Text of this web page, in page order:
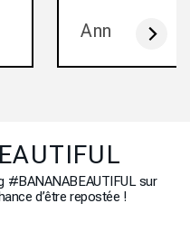
Ann
#BANANABEAUTIFUL sur
d’être repostée !